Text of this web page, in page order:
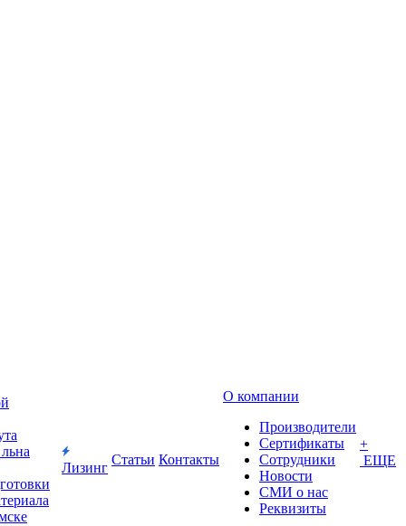
Лизинг
Статьи Контакты
О компании
Производители
Сертификаты
Сотрудники
Новости
СМИ о нас
Реквизиты
+
ЕЩЕ